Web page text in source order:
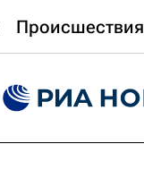
Происшествия